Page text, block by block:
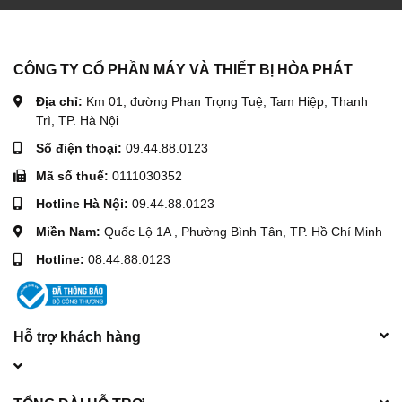
THIẾT BỊ HÒA PHÁT – đơn vị phân phối uy tín hàng đầu
Hòa Phát cung cấp sản phẩm chính hãng, nhập khẩu trực
tiếp, bảo hành đầy đủ, giá cạnh tranh cùng dịch vụ hậu mãi
công trình, tư vấn kỹ thuật chuyên sâu và cung cấp đầy đủ
bạn hoàn toàn yên tâm về chất lượng cũng như trải nghiệm
CÔNG TY CỔ PHẦN MÁY VÀ THIẾT BỊ HÒA PHÁT
Địa chỉ: Km 01, đường Phan Trọng Tuệ, Tam Hiệp, Thanh
Trì, TP. Hà Nội
Số điện thoại: 09.44.88.0123
Mã số thuế: 0111030352
Hotline Hà Nội: 09.44.88.0123
Miền Nam: Quốc Lộ 1A , Phường Bình Tân, TP. Hồ Chí Minh
Hotline: 08.44.88.0123
Hỗ trợ khách hàng